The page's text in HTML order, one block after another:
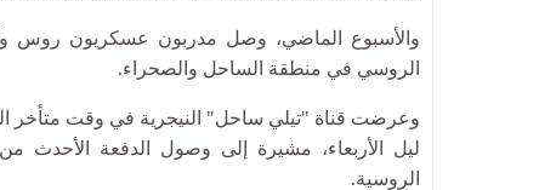
والأسبوع الماضي، وصل مدربون عسكريون روس
الروسي في منطقة الساحل والصحراء.
وعرضت قناة "تيلي ساحل" النيجرية في وقت متأخر
ليل الأربعاء، مشيرة إلى وصول الدفعة الأحدث
الروسية.